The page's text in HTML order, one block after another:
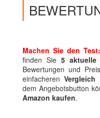
Machen Sie den Test:
finden Sie 5 aktuelle
Bewertungen und
einfacherenVergleich
dem Angebotsbutton
Amazon kaufen.